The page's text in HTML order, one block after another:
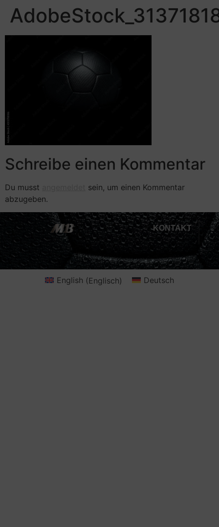
Schreibe einen Kommentar
Du musst
sein, um einen Kommentar
abzugeben.
KONTAKT
English (Englisch) Deutsch